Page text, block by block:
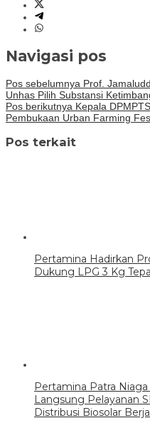
Navigasi pos
Pos sebelumnya Prof.
Unhas Pilih Substansi
Pos berikutnya Kepala
Pembukaan Urban Farming
Pos terkait
Pertamina Hadirkan
Dukung LPG 3 Kg
Pertamina Patra
Langsung Pelayanan
Distribusi Biosolar